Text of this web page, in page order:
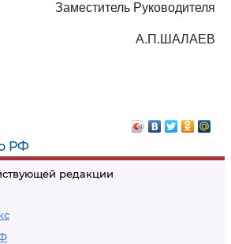
РФ
редакции
Заместитель Руководителя
А.П.ШАЛАЕВ